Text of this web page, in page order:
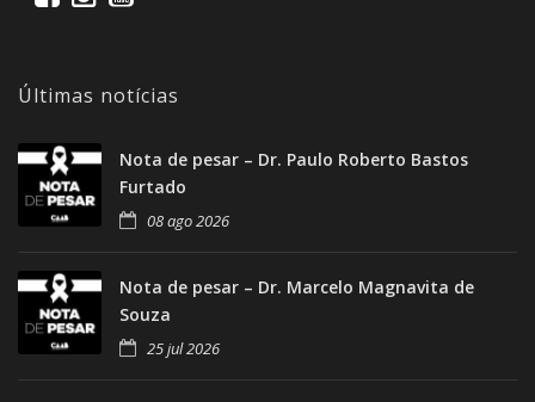
Últimas notícias
Nota de pesar – Dr. Paulo Roberto Bastos
Furtado
08 ago 2026
Nota de pesar – Dr. Marcelo Magnavita de
Souza
25 jul 2026